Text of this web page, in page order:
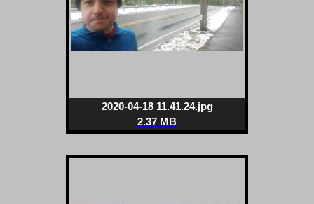
2020-04-18 11.41.24.jpg
2.37 MB